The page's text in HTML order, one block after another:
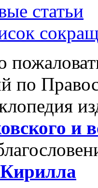
статьи
по
и